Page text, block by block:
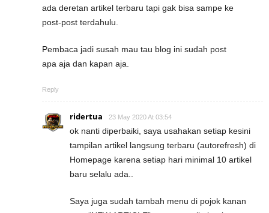
ada deretan artikel terbaru tapi gak bisa sampe ke
post-post terdahulu.
Pembaca jadi susah mau tau blog ini sudah post
apa aja dan kapan aja.
Reply
ridertua 23 May 2020 At 03:54
ok nanti diperbaiki, saya usahakan setiap kesini
tampilan artikel langsung terbaru (autorefresh) di
Homepage karena setiap hari minimal 10 artikel
baru selalu ada..
Saya juga sudah tambah menu di pojok kanan